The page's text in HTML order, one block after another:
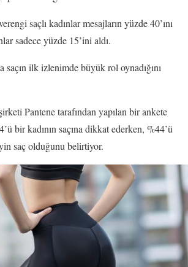
saçlı kadınlar mesajların yüzde 40’ını
sadece yüzde 15’ini aldı.
saçın ilk izlenimde büyük rol oynadığını
Pantene tarafından yapılan bir ankete
bir kadının saçına dikkat ederken, %44’ü
saç olduğunu belirtiyor.